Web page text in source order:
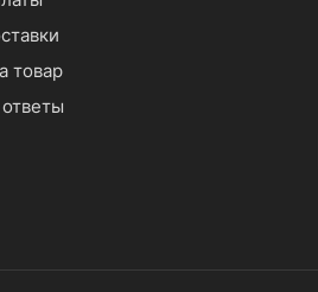
товар